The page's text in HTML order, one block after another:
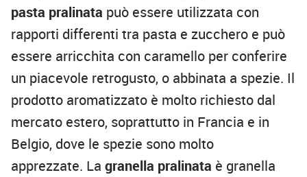
pasta pralinata può essere utilizzata con
rapporti differenti tra pasta e zucchero e può
essere arricchita con caramello per conferire
un piacevole retrogusto, o abbinata a spezie. Il
prodotto aromatizzato è molto richiesto dal
mercato estero, soprattutto in Francia e in
Belgio, dove le spezie sono molto
apprezzate. La granella pralinata è granella